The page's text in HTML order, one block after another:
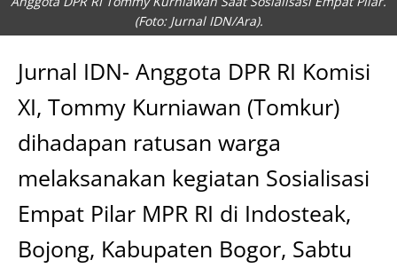
(Foto: Jurnal IDN/Ara).
Jurnal IDN- Anggota DPR RI Komisi
XI, Tommy Kurniawan (Tomkur)
dihadapan ratusan warga
melaksanakan kegiatan Sosialisasi
Empat Pilar MPR RI di Indosteak,
Bojong, Kabupaten Bogor, Sabtu